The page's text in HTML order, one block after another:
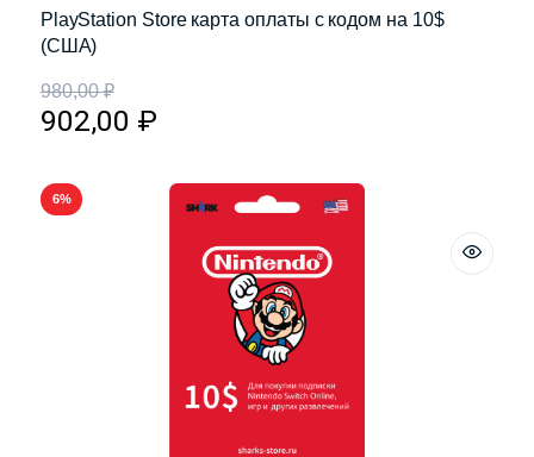
PlayStation Store карта оплаты с кодом на 10$
(США)
980,00₽
902,00 ₽
6%